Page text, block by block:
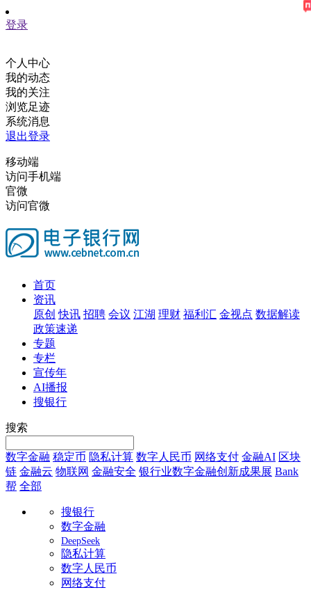
登录
个人中心
我的动态
我的关注
浏览足迹
系统消息
退出登录
移动端
访问手机端
官微
访问官微
首页
资讯
原创 快讯 招聘 会议 江湖 理财 福利汇 金视点 数据解读
政策速递
专题
专栏
宣传年
AI播报
搜银行
搜索
数字金融 稳定币 隐私计算 数字人民币 网络支付 金融AI 区块
链 金融云 物联网 金融安全 银行业数字金融创新成果展 Bank
帮 全部
搜银行
数字金融
DeepSeek
隐私计算
数字人民币
网络支付